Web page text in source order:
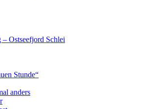
Ostseefjord Schlei
Stunde“
anders